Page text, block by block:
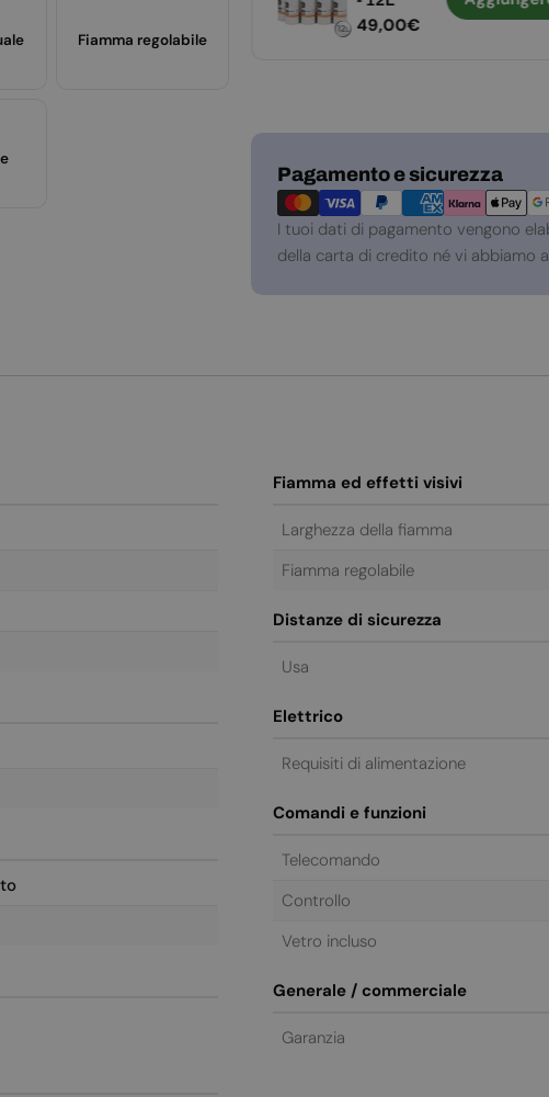
Fiamma regolabile
normale
Prezzo
49,00€
Pagamento e sicurezza
Metodi
di
pagamento
I tuoi dati di pagamento vengono
della carta di credito né vi abbiamo
Fiamma ed effetti visivi
Larghezza della fiamma
Fiamma regolabile
Distanze di sicurezza
Usa
Elettrico
Requisiti di alimentazione
Comandi e funzioni
Telecomando
Controllo
Vetro incluso
Generale / commerciale
Garanzia